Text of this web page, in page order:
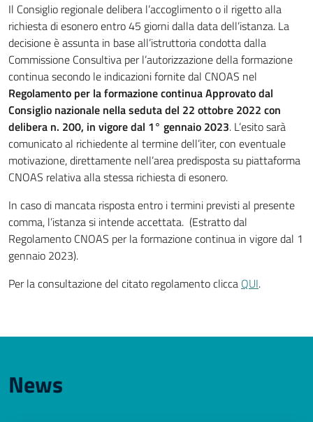
Il Consiglio regionale delibera l’accoglimento o il rigetto alla
richiesta di esonero entro 45 giorni dalla data dell’istanza. La
decisione è assunta in base all’istruttoria condotta dalla
Commissione Consultiva per l’autorizzazione della formazione
continua secondo le indicazioni fornite dal CNOAS nel
Regolamento per la formazione continua Approvato dal
Consiglio nazionale nella seduta del 22 ottobre 2022 con
delibera n. 200, in vigore dal 1° gennaio 2023. L’esito sarà
comunicato al richiedente al termine dell’iter, con eventuale
motivazione, direttamente nell’area predisposta su piattaforma
CNOAS relativa alla stessa richiesta di esonero.
In caso di mancata risposta entro i termini previsti al presente
comma, l’istanza si intende accettata. (Estratto dal
Regolamento CNOAS per la formazione continua in vigore dal 1
gennaio 2023).
Per la consultazione del citato regolamento clicca QUI.
News